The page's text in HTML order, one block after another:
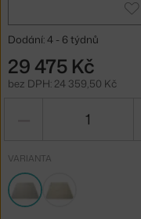
Dodání: 4 - 6 týdnů
29 475 Kč
bez DPH: 24 359,50 Kč
VARIANTA